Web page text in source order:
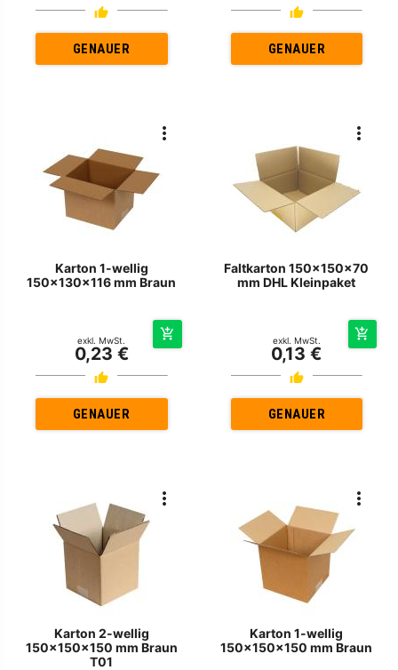
GENAUER GENAUER
Karton 1-wellig
150x130x116 mm Braun
exkl. MwSt.
0,23 €
GENAUER
Faltkarton 150x150x70
mm DHL Kleinpaket
exkl. MwSt.
0,13 €
GENAUER
Karton 2-wellig
150x150x150 mm Braun
T01
Karton 1-wellig
150x150x150 mm Braun